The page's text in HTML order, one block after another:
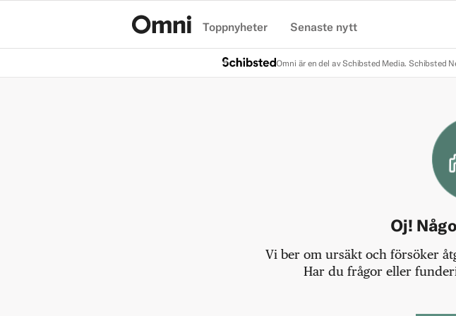
Toppnyheter Senaste nytt
Omni är en del av Schibsted Media. Schibsted
Oj!
Vi ber om ursäkt och försöker
Har du frågor eller